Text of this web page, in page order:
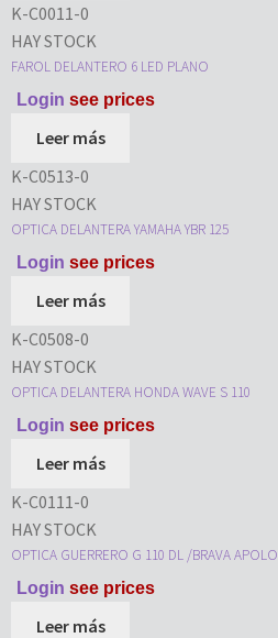
K-C0011-0
HAY STOCK
FAROL DELANTERO 6 LED PLANO
Login see prices
Leer más
K-C0513-0
HAY STOCK
OPTICA DELANTERA YAMAHA YBR 125
Login see prices
Leer más
K-C0508-0
HAY STOCK
OPTICA DELANTERA HONDA WAVE S 110
Login see prices
Leer más
K-C0111-0
HAY STOCK
OPTICA GUERRERO G 110 DL /BRAVA APOLO
Login see prices
Leer más